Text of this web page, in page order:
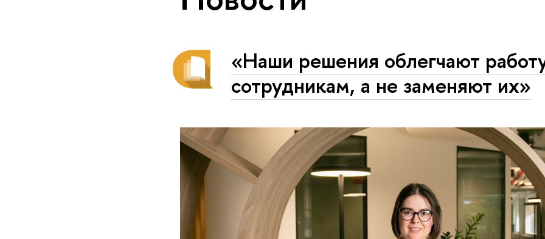
«Наши решения облегчают
сотрудникам, а не заменяют их»